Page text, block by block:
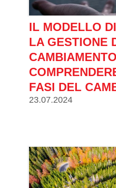
IL MODELLO
LA GESTIONE
FASI DEL
23.07.2024